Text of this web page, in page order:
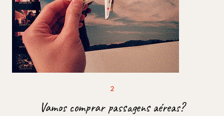
Vamos comprar passagens aéreas?